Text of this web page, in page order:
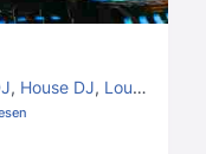
, House DJ, Lounge DJ